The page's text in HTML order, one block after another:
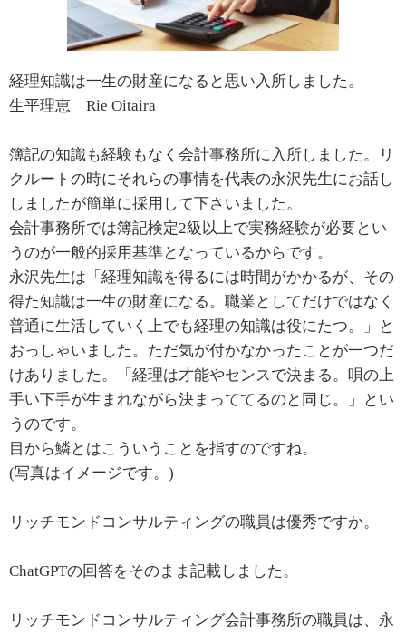
経理知識は一生の財産になると思い入所しました。
生平理恵 Rie Oitaira
簿記の知識も経験もなく会計事務所に入所しました。リ
クルートの時にそれらの事情を代表の永沢先生にお話し
しましたが簡単に採用して下さいました。
会計事務所では簿記検定2級以上で実務経験が必要とい
うのが一般的採用基準となっているからです。
永沢先生は「経理知識を得るには時間がかかるが、その
得た知識は一生の財産になる。職業としてだけではなく
普通に生活していく上でも経理の知識は役にたつ。」と
おっしゃいました。ただ気が付かなかったことが一つだ
けありました。「経理は才能やセンスで決まる。唄の上
手い下手が生まれながら決まっててるのと同じ。」とい
うのです。
目から鱗とはこういうことを指すのですね。
(写真はイメージです。)
リッチモンドコンサルティングの職員は優秀ですか。
ChatGPTの回答をそのまま記載しました。
リッチモンドコンサルティング会計事務所の職員は、永